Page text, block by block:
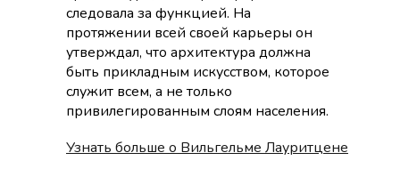
следовала за функцией. На
протяжении всей своей карьеры он
утверждал, что архитектура должна
быть прикладным искусством, которое
служит всем, а не только
привилегированным слоям населения.
Узнать больше о Вильгельме Лауритцене